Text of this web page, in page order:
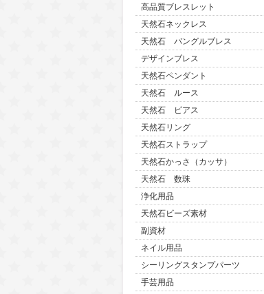
高品質ブレスレット
天然石ネックレス
天然石 バングルブレス
デザインブレス
天然石ペンダント
天然石 ルース
天然石 ピアス
天然石リング
天然石ストラップ
天然石かっさ（カッサ）
天然石 数珠
浄化用品
天然石ビーズ素材
副資材
ネイル用品
シーリングスタンプパーツ
手芸用品